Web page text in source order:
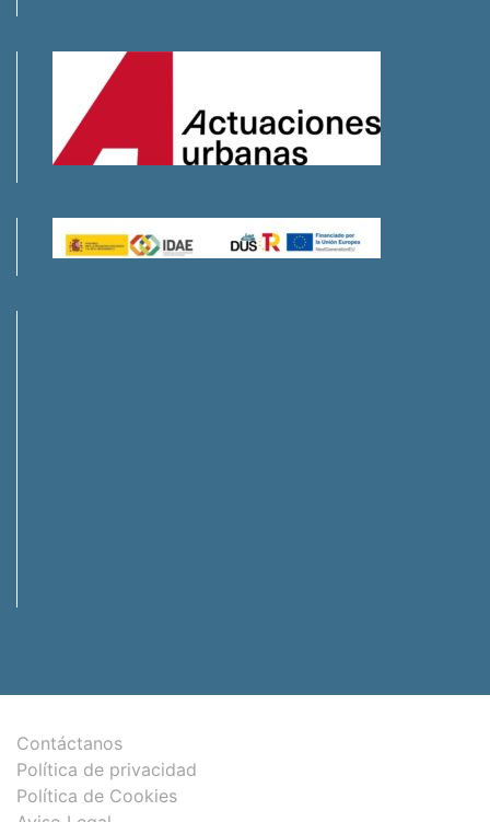
Contáctanos
Política de privacidad
Política de Cookies